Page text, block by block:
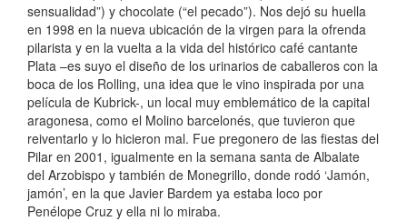
sensualidad”) y chocolate (“el pecado”). Nos dejó su huella
en 1998 en la nueva ubicación de la virgen para la ofrenda
pilarista y en la vuelta a la vida del histórico café cantante
Plata –es suyo el diseño de los urinarios de caballeros con la
boca de los Rolling, una idea que le vino inspirada por una
película de Kubrick-, un local muy emblemático de la capital
aragonesa, como el Molino barcelonés, que tuvieron que
reiventarlo y lo hicieron mal. Fue pregonero de las fiestas del
Pilar en 2001, igualmente en la semana santa de Albalate
del Arzobispo y también de Monegrillo, donde rodó ‘Jamón,
jamón’, en la que Javier Bardem ya estaba loco por
Penélope Cruz y ella ni lo miraba.